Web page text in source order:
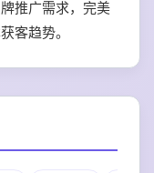
推广需求，完美
客趋势。